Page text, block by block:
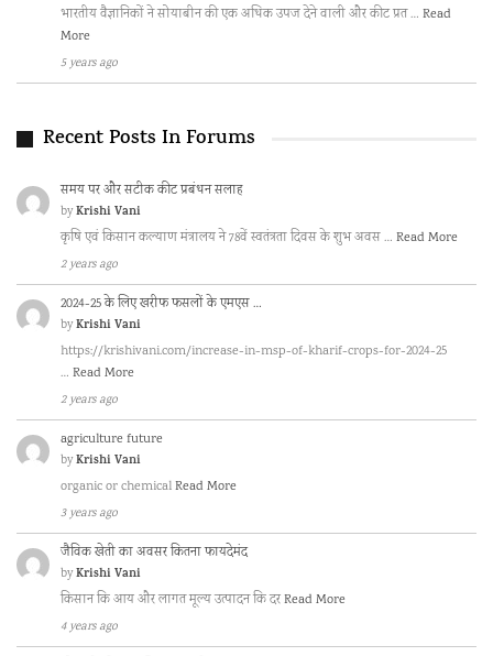
भारतीय वैज्ञानिकों ने सोयाबीन की एक अधिक उपज देने वाली और कीट प्रत … Read
More
5 years ago
Recent Posts In Forums
समय पर और सटीक कीट प्रबंधन सलाह
byKrishi Vani
कृषि एवं किसान कल्याण मंत्रालय ने 78वें स्वतंत्रता दिवस के शुभ अवस … Read More
2 years ago
2024-25 के लिए खरीफ फसलों के एमएस …
byKrishi Vani
https://krishivani.com/increase-in-msp-of-kharif-crops-for-2024-25
… Read More
2 years ago
agriculture future
byKrishi Vani
organic or chemicalRead More
3 years ago
जैविक खेती का अवसर कितना फायदेमंद
byKrishi Vani
किसान कि आय और लागत मूल्य उत्पादन कि दरRead More
4 years ago